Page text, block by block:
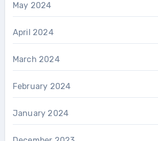
May 2024
April 2024
March 2024
February 2024
January 2024